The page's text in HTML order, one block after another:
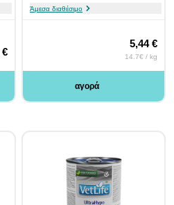
€
Άμεσα διαθέσιμο
5,44 €
14.7€ / kg
αγορά